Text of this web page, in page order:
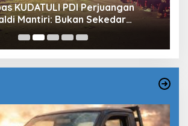
KUDATULI PDI Perjuangan
Mantiri: Bukan Sekedar